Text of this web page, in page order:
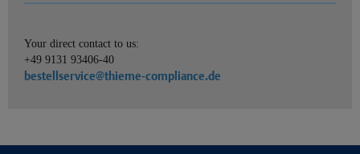
Your direct contact to us:
+49 9131 93406-40
bestellservice@thieme-compliance.de